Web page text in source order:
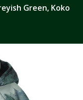
Green, Koko